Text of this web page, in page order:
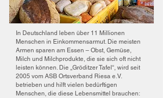
In Deutschland leben über 11 Millionen
Menschen in Einkommensarmut. Die meisten
Armen sparen am Essen – Obst, Gemüse,
Milch und Milchprodukte, die sie sich oft nicht
leisten können. Die „Gröditzer Tafel“, wird seit
2005 vom ASB Ortsverband Riesa e.V.
betrieben und hilft vielen bedürftigen
Menschen, die diese Lebensmittel brauchen: